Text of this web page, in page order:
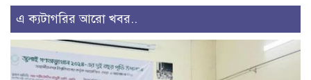
এ ক্যটাগরির আরো খবর..